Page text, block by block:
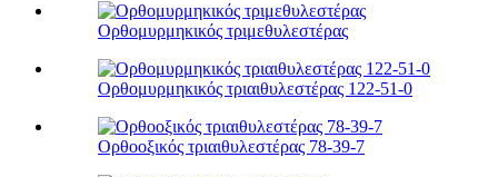
Ορθομυρμηκικός τριμεθυλεστέρας
Ορθομυρμηκικός τριαιθυλεστέρας 122-51-0
Ορθοοξικός τριαιθυλεστέρας 78-39-7